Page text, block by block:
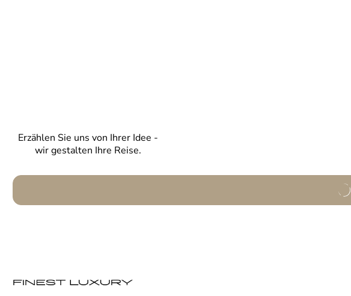
Erzählen Sie uns von Ihrer Idee -
wir gestalten Ihre Reise.